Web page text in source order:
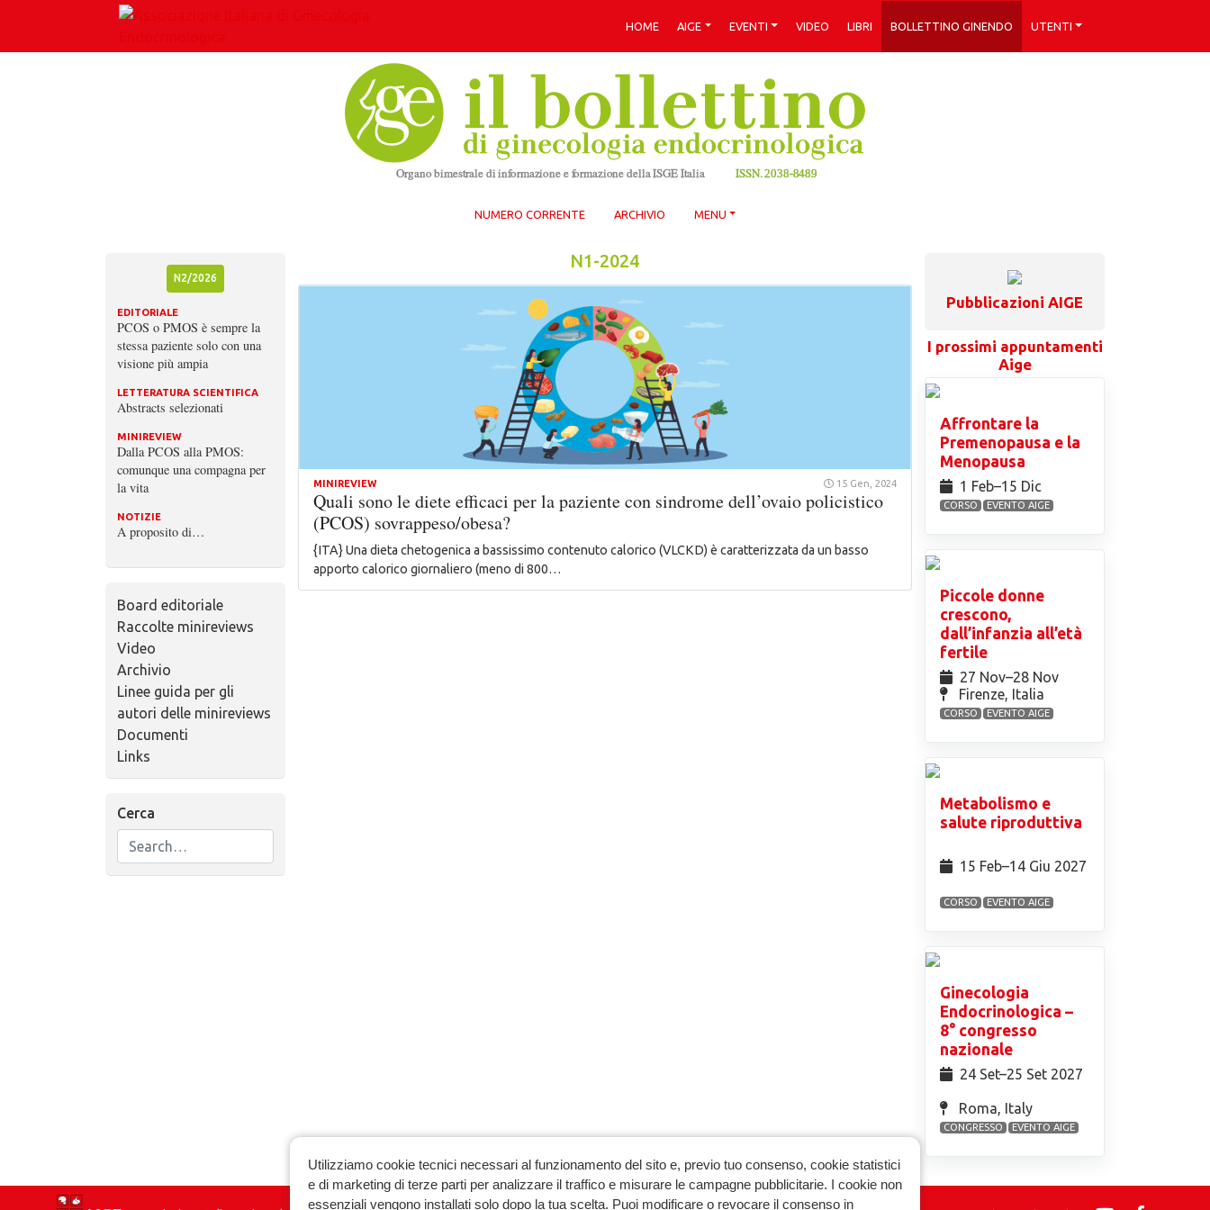
Skip
HOME AIGE EVENTI VIDEO LIBRI BOLLETTINO GINENDO UTENTI
NUMERO CORRENTE ARCHIVIO MENU
N2/2026
EDITORIALE
PCOS o PMOS è sempre la
stessa paziente solo con una
visione più ampia
LETTERATURA SCIENTIFICA
Abstracts selezionati
MINIREVIEW
Dalla PCOS alla PMOS:
comunque una compagna per
la vita
NOTIZIE
A proposito di…
Board editoriale
Raccolte minireviews
Video
Archivio
Linee guida per gli
autori delle minireviews
Documenti
Links
Cerca
N1-2024
MINIREVIEW 15 Gen, 2024
Quali sono le diete efficaci per la paziente con sindrome dell’ovaio policistico
(PCOS) sovrappeso/obesa?
{ITA} Una dieta chetogenica a bassissimo contenuto calorico (VLCKD) è caratterizzata da un basso
apporto calorico giornaliero (meno di 800…
Pubblicazioni AIGE
I prossimi appuntamenti
Aige
Affrontare la
Premenopausa e la
Menopausa
1 Feb⁠–15 Dic
CORSO EVENTO AIGE
Piccole donne
crescono,
dall’infanzia all’età
fertile
27 Nov⁠–28 Nov
Firenze, Italia
CORSO EVENTO AIGE
Metabolismo e
salute riproduttiva
15 Feb⁠–14 Giu 2027
CORSO EVENTO AIGE
Ginecologia
Endocrinologica –
8° congresso
nazionale
24 Set⁠–25 Set 2027
Roma, Italy
CONGRESSO EVENTO AIGE
Utilizziamo cookie tecnici necessari al funzionamento del sito e, previo tuo consenso, cookie statistici
e di marketing di terze parti per analizzare il traffico e misurare le campagne pubblicitarie. I cookie non
essenziali vengono installati solo dopo la tua scelta. Puoi modificare o revocare il consenso in